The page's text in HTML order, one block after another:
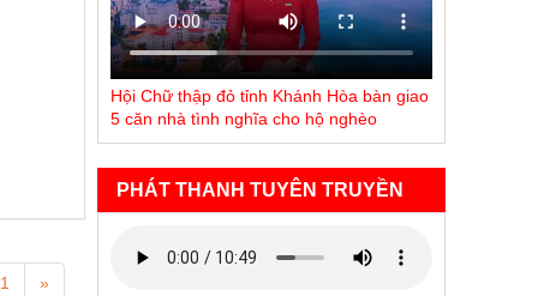
»
Hội Chữ thập đỏ tỉnh Khánh Hòa bàn giao
5 căn nhà tình nghĩa cho hộ nghèo
PHÁT THANH TUYÊN TRUYỀN